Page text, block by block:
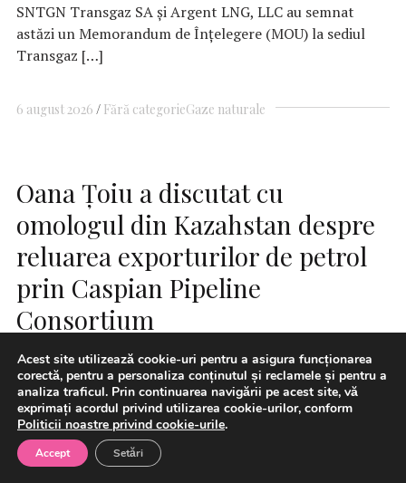
SNTGN Transgaz SA și Argent LNG, LLC au semnat
astăzi un Memorandum de Înțelegere (MOU) la sediul
Transgaz […]
6 august 2026 Fără categorieGaze naturale
Oana Țoiu a discutat cu
omologul din Kazahstan despre
reluarea exporturilor de petrol
prin Caspian Pipeline
Consortium
Acest site utilizează cookie-uri pentru a asigura funcționarea
corectă, pentru a personaliza conținutul și reclamele și pentru a
analiza traficul. Prin continuarea navigării pe acest site, vă
exprimați acordul privind utilizarea cookie-urilor, conform
Politicii noastre privind cookie-urile.
Accept Setări